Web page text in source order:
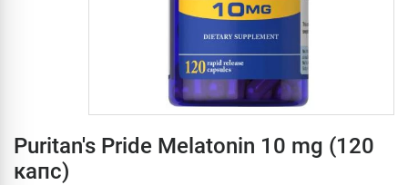
Puritan's Pride Melatonin 10 mg (120
капс)